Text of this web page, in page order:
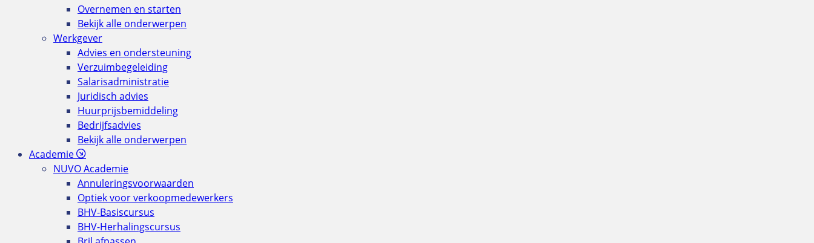
Overnemen en starten
Bekijk alle onderwerpen
Werkgever
Advies en ondersteuning
Verzuimbegeleiding
Salarisadministratie
Juridisch advies
Huurprijsbemiddeling
Bedrijfsadvies
Bekijk alle onderwerpen
Academie
NUVO Academie
Annuleringsvoorwaarden
Optiek voor verkoopmedewerkers
BHV-Basiscursus
BHV-Herhalingscursus